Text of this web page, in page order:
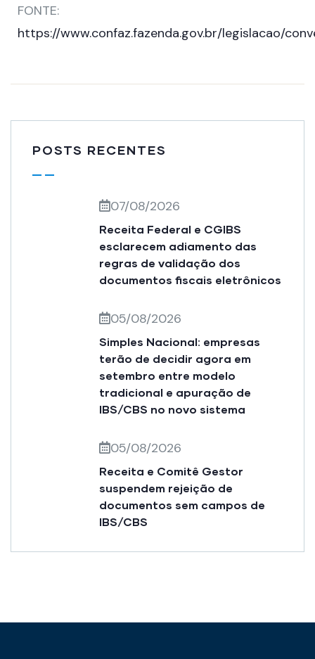
FONTE:
https://www.confaz.fazenda.gov.br/legislacao/
POSTS RECENTES
07/08/2026
Receita Federal e CGIBS
esclarecem adiamento das
regras de validação dos
documentos fiscais eletrônicos
05/08/2026
Simples Nacional: empresas
terão de decidir agora em
setembro entre modelo
tradicional e apuração de
IBS/CBS no novo sistema
05/08/2026
Receita e Comitê Gestor
suspendem rejeição de
documentos sem campos de
IBS/CBS